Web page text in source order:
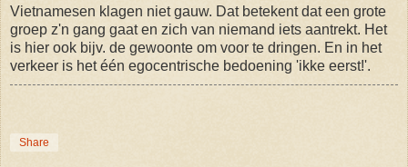
Vietnamesen klagen niet gauw. Dat betekent dat een grote
groep z'n gang gaat en zich van niemand iets aantrekt. Het
is hier ook bijv. de gewoonte om voor te dringen. En in het
verkeer is het één egocentrische bedoening 'ikke eerst!'.
Share